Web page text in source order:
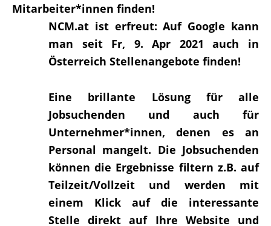
Mitarbeiter*innen finden!
NCM.at ist erfreut: Auf Google kann
man seit Fr, 9. Apr 2021 auch in
Österreich Stellenangebote finden!
Eine brillante Lösung für alle
Jobsuchenden und auch für
Unternehmer*innen, denen es an
Personal mangelt. Die Jobsuchenden
können die Ergebnisse filtern z.B. auf
Teilzeit/Vollzeit und werden mit
einem Klick auf die interessante
Stelle direkt auf Ihre Website und